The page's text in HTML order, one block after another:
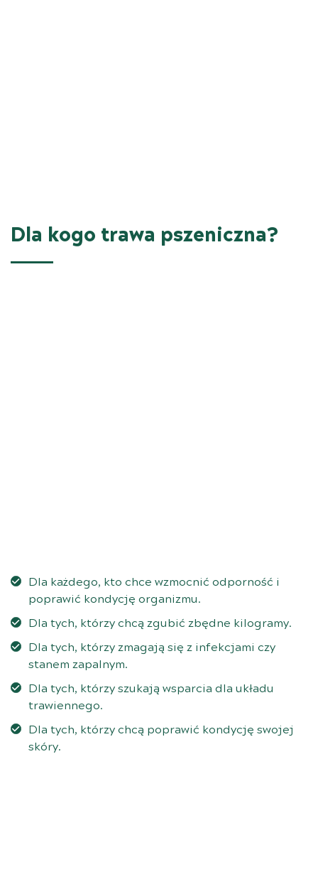
Dla kogo trawa pszeniczna?
Dla każdego, kto chce wzmocnić odporność i
poprawić kondycję organizmu.
Dla tych, którzy chcą zgubić zbędne kilogramy.
Dla tych, którzy zmagają się z infekcjami czy
stanem zapalnym.
Dla tych, którzy szukają wsparcia dla układu
trawiennego.
Dla tych, którzy chcą poprawić kondycję swojej
skóry.